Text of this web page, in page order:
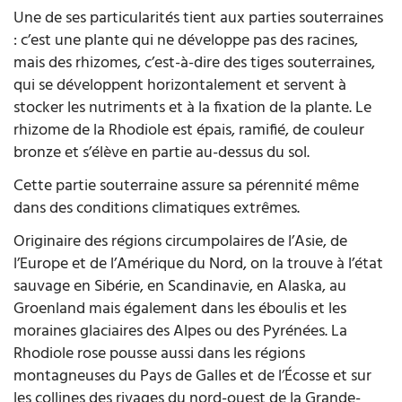
Une de ses particularités tient aux parties souterraines
: c’est une plante qui ne développe pas des racines,
mais des rhizomes, c’est-à-dire des tiges souterraines,
qui se développent horizontalement et servent à
stocker les nutriments et à la fixation de la plante. Le
rhizome de la Rhodiole est épais, ramifié, de couleur
bronze et s’élève en partie au-dessus du sol.
Cette partie souterraine assure sa pérennité même
dans des conditions climatiques extrêmes.
Originaire des régions circumpolaires de l’Asie, de
l’Europe et de l’Amérique du Nord, on la trouve à l’état
sauvage en Sibérie, en Scandinavie, en Alaska, au
Groenland mais également dans les éboulis et les
moraines glaciaires des Alpes ou des Pyrénées. La
Rhodiole rose pousse aussi dans les régions
montagneuses du Pays de Galles et de l’Écosse et sur